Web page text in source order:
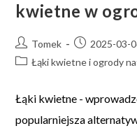
kwietne w
Tomek
2025-03-
Łąki kwietne i ogrody
Łąki kwietne -
popularniejsza